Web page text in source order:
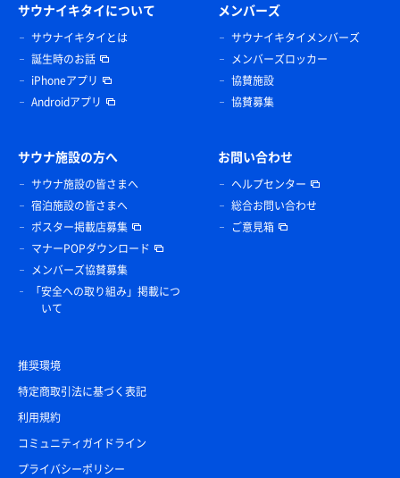
サウナイキタイについて
サウナイキタイとは
誕生時のお話
iPhoneアプリ
Androidアプリ
メンバーズ
サウナイキタイメンバーズ
メンバーズロッカー
協賛施設
協賛募集
サウナ施設の方へ
サウナ施設の皆さまへ
宿泊施設の皆さまへ
ポスター掲載店募集
マナーPOPダウンロード
メンバーズ協賛募集
「安全への取り組み」掲載につ
いて
お問い合わせ
ヘルプセンター
総合お問い合わせ
ご意見箱
推奨環境
特定商取引法に基づく表記
利用規約
コミュニティガイドライン
プライバシーポリシー